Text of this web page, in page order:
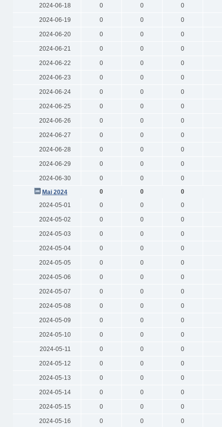
2024-06-18 0 0 0
2024-06-19 0 0 0
2024-06-20 0 0 0
2024-06-21 0 0 0
2024-06-22 0 0 0
2024-06-23 0 0 0
2024-06-24 0 0 0
2024-06-25 0 0 0
2024-06-26 0 0 0
2024-06-27 0 0 0
2024-06-28 0 0 0
2024-06-29 0 0 0
2024-06-30 0 0
0
Mai 2024
0 0
0
2024-05-01
0 0 0
2024-05-02 0 0 0
2024-05-03 0 0 0
2024-05-04 0 0 0
2024-05-05 0 0 0
2024-05-06 0 0 0
2024-05-07 0 0 0
2024-05-08 0 0 0
2024-05-09 0 0 0
2024-05-10 0 0 0
2024-05-11 0 0 0
2024-05-12 0 0 0
2024-05-13 0 0 0
2024-05-14 0 0 0
2024-05-15 0 0 0
2024-05-16 0 0 0